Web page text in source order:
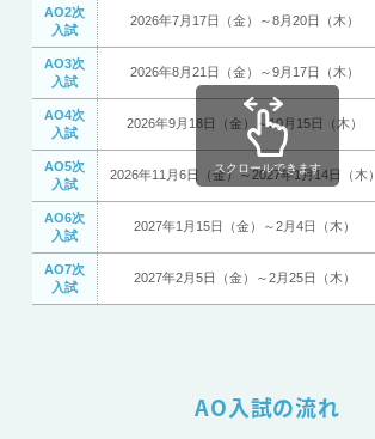
AO2次
入試
2026年7月17日（金）～8月20日（木）
AO3次
入試
2026年8月21日（金）～9月17日（木）
AO4次
入試
2026年9月18日（金）～10月15日（木）
AO5次
入試
2026年11月6日（金）～2027年1月14日（木）
AO6次
入試
2027年1月15日（金）～2月4日（木）
AO7次
入試
2027年2月5日（金）～2月25日（木）
スクロールできます
AO入試の流れ